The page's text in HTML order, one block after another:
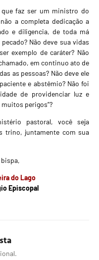
que faz ser um ministro do
a completa dedicação a
e diligencia, de toda má
Não deve sua vidas
exemplo de caráter? Não
em continuo ato de
as pessoas? Não deve ele
e abstêmio? Não foi
de providenciar luz e
perigos”?
pastoral, você seja
trino, juntamente com sua
do Lago
Episcopal